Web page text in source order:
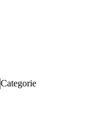
Categorie